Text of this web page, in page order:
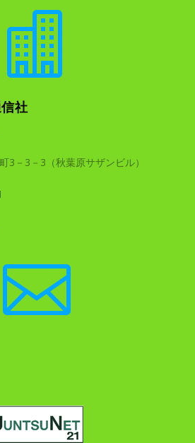

社
3－3－3（秋葉原サザンビル）
